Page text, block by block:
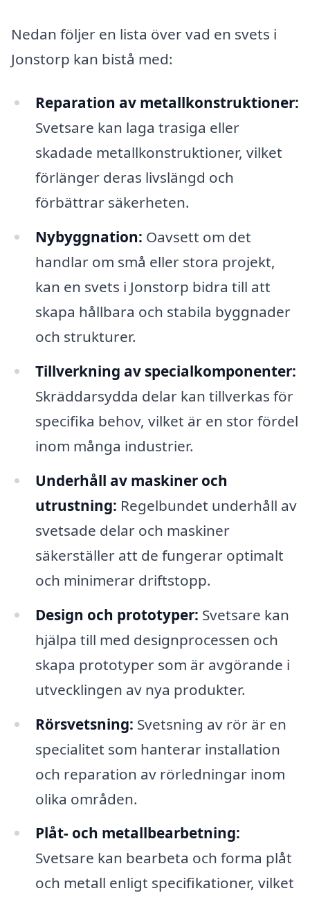
Nedan följer en lista över vad en svets i
Jonstorp kan bistå med:
Reparation av metallkonstruktioner:
Svetsare kan laga trasiga eller
skadade metallkonstruktioner, vilket
förlänger deras livslängd och
förbättrar säkerheten.
Nybyggnation: Oavsett om det
handlar om små eller stora projekt,
kan en svets i Jonstorp bidra till att
skapa hållbara och stabila byggnader
och strukturer.
Tillverkning av specialkomponenter:
Skräddarsydda delar kan tillverkas för
specifika behov, vilket är en stor fördel
inom många industrier.
Underhåll av maskiner och
utrustning: Regelbundet underhåll av
svetsade delar och maskiner
säkerställer att de fungerar optimalt
och minimerar driftstopp.
Design och prototyper: Svetsare kan
hjälpa till med designprocessen och
skapa prototyper som är avgörande i
utvecklingen av nya produkter.
Rörsvetsning: Svetsning av rör är en
specialitet som hanterar installation
och reparation av rörledningar inom
olika områden.
Plåt- och metallbearbetning:
Svetsare kan bearbeta och forma plåt
och metall enligt specifikationer, vilket